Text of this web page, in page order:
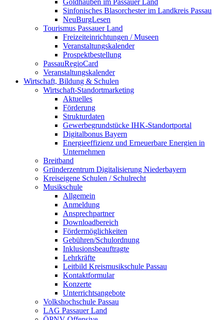
Goldhauben im Passauer Land
Sinfonisches Blasorchester im Landkreis Passau
NeuBurgLesen
Tourismus Passauer Land
Freizeiteinrichtungen / Museen
Veranstaltungskalender
Prospektbestellung
PassauRegioCard
Veranstaltungskalender
Wirtschaft, Bildung & Schulen
Wirtschaft-Standortmarketing
Aktuelles
Förderung
Strukturdaten
Gewerbegrundstücke IHK-Standortportal
Digitalbonus Bayern
Energieeffizienz und Erneuerbare Energien in
Unternehmen
Breitband
Gründerzentrum Digitalisierung Niederbayern
Kreiseigene Schulen / Schulrecht
Musikschule
Allgemein
Anmeldung
Ansprechpartner
Downloadbereich
Fördermöglichkeiten
Gebühren/Schulordnung
Inklusionsbeauftragte
Lehrkräfte
Leitbild Kreismusikschule Passau
Kontaktformular
Konzerte
Unterrichtsangebote
Volkshochschule Passau
LAG Passauer Land